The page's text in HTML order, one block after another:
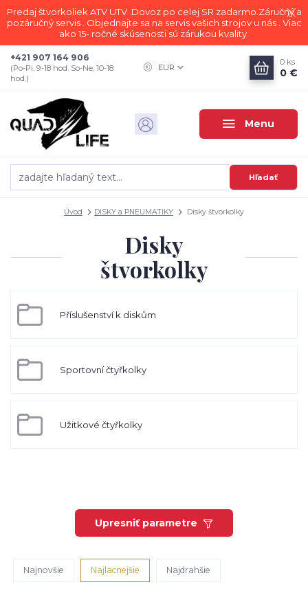
Predaj štvorkoliek ATV UTV .Dovoz po celej SR zadarmo.Záručný a
pozáručný servis . Objednajte sa na servis vašich strojov u nás . Viac
ako 15- ročné skúsenosti sú zárukou kvality.
Menu
EUR
Hľadať
+421 907 164 906
(Po-Pi, 9-18 hod. So-Ne, 10-18
hod.)
0 ks
0 €
Úvod DISKY a PNEUMATIKY Disky štvorkolky
Disky
štvorkolky
Příslušenství k diskům
Sportovní čtyřkolky
Užitkové čtyřkolky
Upresniť parametre
Najnovšie Najlacnejšie Najdrahšie